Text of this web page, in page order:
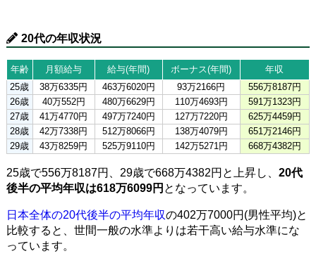
20代の年収状況
年齢 月額給与 給与(年間) ボーナス(年間)
年収
25歳
38万6335円 463万6020円 93万2166円
556万8187円
26歳
40万552円 480万6629円 110万4693円
591万1323円
27歳
41万4770円 497万7240円 127万7220円
625万4459円
28歳
42万7338円 512万8066円 138万4079円
651万2146円
29歳
43万8259円 525万9110円 142万5271円 668万4382円
25歳で556万8187円、29歳で668万4382円と上昇し、 20代
後半の平均年収は618万6099円 となっています。
日本全体の20代後半の平均年収の402万7000円(男性平均)と
比較すると、世間一般の水準よりは若干高い給与水準にな
っています。